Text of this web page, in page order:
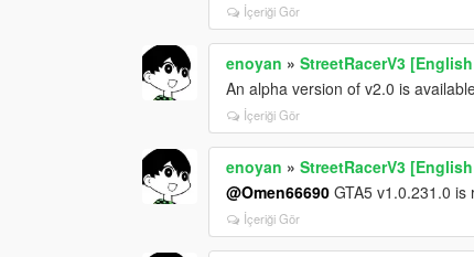
İçeriği Gör
enoyan »StreetRacerV3
An alpha version of v2.0 is
İçeriği Gör
enoyan »StreetRacerV3
@Omen66690 GTA5 v1.0.231.0
İçeriği Gör